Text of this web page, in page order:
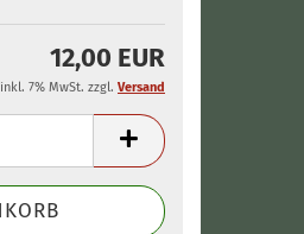
12,00 EUR
inkl. 7% MwSt. zzgl. Versand